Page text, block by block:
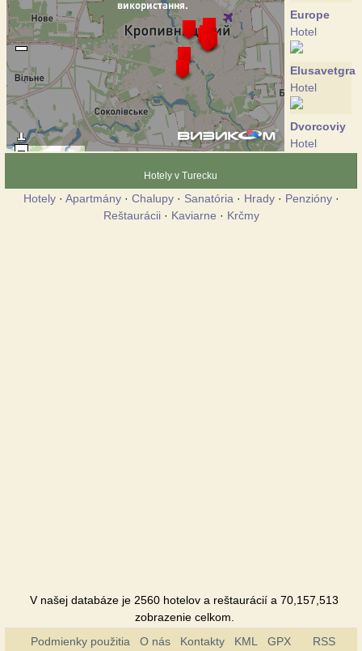
Europe
Hotel
Elusavetgrad
Hotel
Dvorcoviy
Hotel
Walker
Hotely v Turecku
Hotely· Apartmány· Chalupy· Sanatória · Hrady· Penzióny·
Reštaurácii· Kaviarne · Krčmy
V našej databáze je 2560 hotelov a reštaurácií a 70,157,513
zobrazenie celkom.
Podmienky použitia
O nás Kontakty KML GPX RSS